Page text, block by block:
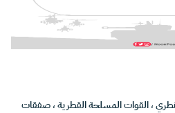
،القوات المسلحة القطرية،صفقات